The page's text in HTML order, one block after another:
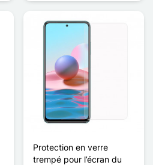
Protection en verre
trempé pour l’écran du